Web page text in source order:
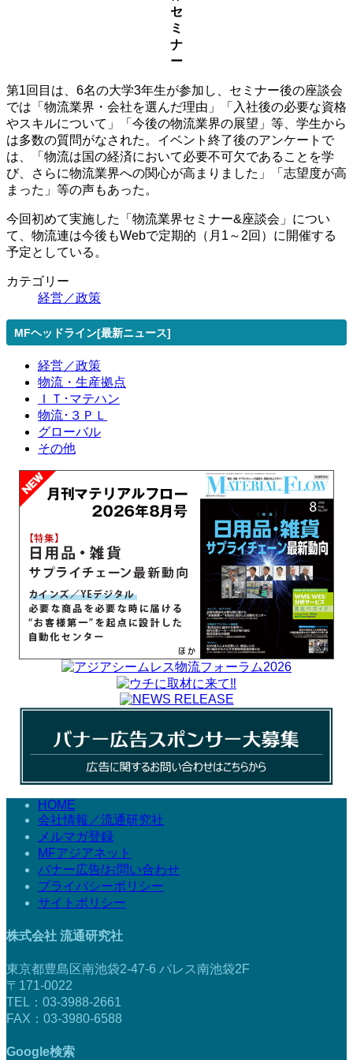
セ
ミ
ナ
ー
第1回目は、6名の大学3年生が参加し、セミナー後の座談会
では「物流業界・会社を選んだ理由」「入社後の必要な資格
やスキルについて」「今後の物流業界の展望」等、学生から
は多数の質問がなされた。イベント終了後のアンケートで
は、「物流は国の経済において必要不可欠であることを学
び、さらに物流業界への関心が高まりました」「志望度が高
まった」等の声もあった。
今回初めて実施した「物流業界セミナー&座談会」につい
て、物流連は今後もWebで定期的（月1～2回）に開催する
予定としている。
カテゴリー
経営／政策
MFヘッドライン[最新ニュース]
経営／政策
物流・生産拠点
ＩＴ･マテハン
物流･３ＰＬ
グローバル
その他
HOME
会社情報／流通研究社
メルマガ登録
MFアジアネット
バナー広告/お問い合わせ
プライバシーポリシー
サイトポリシー
株式会社 流通研究社
東京都豊島区南池袋2-47-6 パレス南池袋2F
〒171-0022
TEL：03-3988-2661
FAX：03-3980-6588
Google検索